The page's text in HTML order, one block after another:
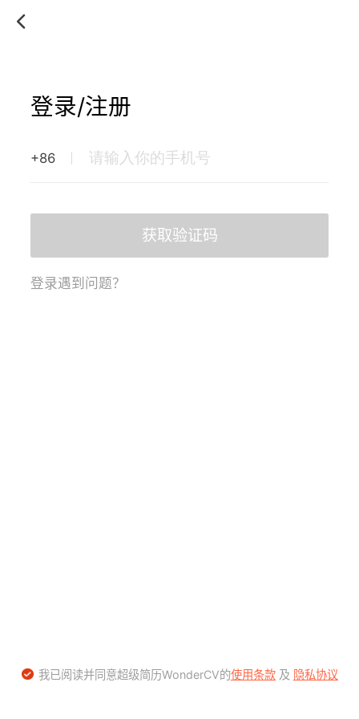
登录/注册
+86
获取验证码
登录遇到问题？
我已阅读并同意超级简历WonderCV的使用条款及 隐私协议